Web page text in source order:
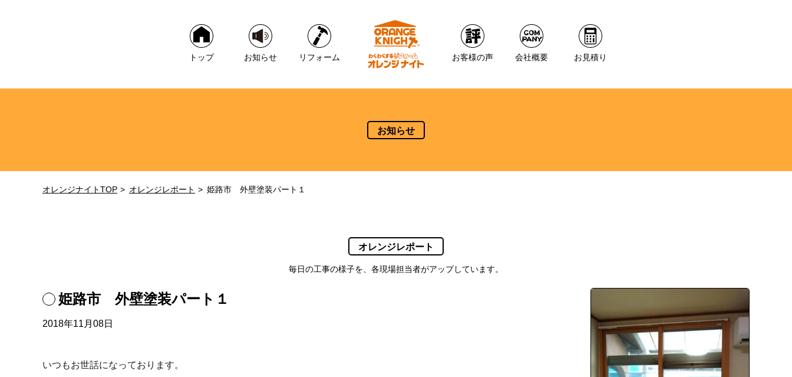
トップ お知らせ リフォーム お客様の声 会社概要 お見積り
お知らせ
オレンジナイトTOP オレンジレポート 姫路市 外壁塗装パート１
オレンジレポート
毎日の工事の様子を、各現場担当者がアップしています。
姫路市 外壁塗装パート１
2018年11月08日
いつもお世話になっております。